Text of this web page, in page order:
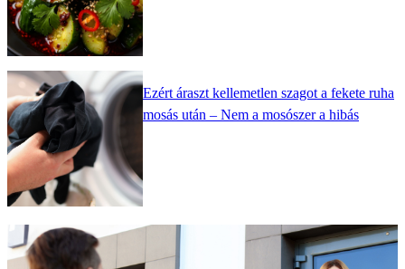
Ezért áraszt kellemetlen szagot a fekete ruha
mosás után – Nem a mosószer a hibás